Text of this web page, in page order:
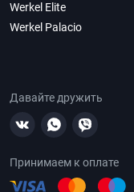
Werkel Elite
Werkel Palacio
Давайте дружить
Принимаем к оплате